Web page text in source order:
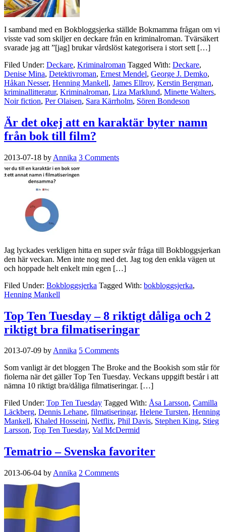
I samband med en Bokbloggsjerka ställde Bokmamma frågan om vi
visste vad som skiljer en deckare från en kriminalroman. Tvärsäkert
svarade jag att ”[jag] brukar vårdslöst kategorisera i stort sett […]
Filed Under: Deckare, Kriminalroman Tagged With: Deckare,
Denise Mina, Detektivroman, Ernest Mendel, George J. Demko,
Håkan Nesser, Henning Mankell, James Ellroy, Kerstin Bergman,
kriminallitteratur, Kriminalroman, Liza Marklund, Minette Walters,
Noir fiction, Per Olaisen, Sara Kärrholm, Sören Bondeson
Är det okej att en karaktär byter namn
från bok till film?
2013-07-18 by Annika 3 Comments
Jag lyckades verkligen hitta en super svår fråga till Bokbloggsjerkan
den här veckan. Men inte nog med det. Jag tog den enkla vägen ut
och hoppade helt enkelt min egen […]
Filed Under: Bokbloggsjerka Tagged With: bokbloggsjerka,
Henning Mankell
Top Ten Tuesday – 8 riktigt dåliga och 2
riktigt bra filmatiseringar
2013-07-09 byAnnika 5 Comments
Som vanligt är det bloggen The Broke and the Bookish som står för
fiolerna när det gäller Top Ten Tuesday. Veckans uppgift består i att
nämna 10 riktigt bra/dåliga filmatiseringar. […]
Filed Under: Top Ten Tuesday Tagged With: Åsa Larsson, Camilla
Läckberg, Dennis Lehane, filmatiseringar, Helene Tursten, Henning
Mankell, Khaled Hosseini, Netflix, Phil Davis, Stephen King, Stieg
Larsson, Top Ten Tuesday, Val McDermid
Tematrio – Svenska favoriter
2013-06-04 by Annika 2 Comments